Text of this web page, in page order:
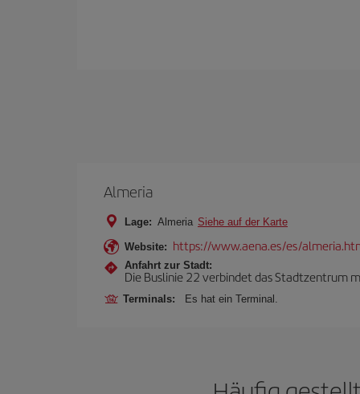
Almeria
Lage: Almeria Siehe auf der Karte
Website: https://www.aena.es/es/
Anfahrt zur Stadt:
Die Buslinie 22 verbindet das Stadtzentrum
Terminals: Es hat ein Terminal.